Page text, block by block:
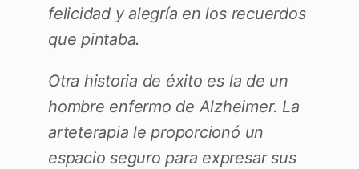
felicidad y alegría en los recuerdos
que pintaba.
Otra historia de éxito es la de un
hombre enfermo de Alzheimer. La
arteterapia le proporcionó un
espacio seguro para expresar sus